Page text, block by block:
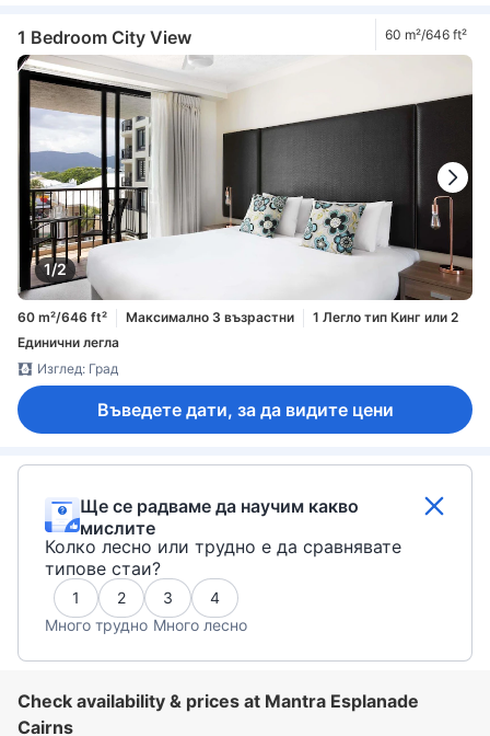
1 Bedroom City View 60 m²/646 ft²
1/2
60 m²/646 ft² Максимално 3 възрастни
1 Легло тип Кинг или 2
Единични легла
Изглед: Град
Въведете дати, за да видите цени
Ще се радваме да научим какво
мислите
Колко лесно или трудно е да сравнявате
типове стаи?
1 2 3
4
Много трудно Много лесно
Check availability & prices at Mantra Esplanade
Cairns